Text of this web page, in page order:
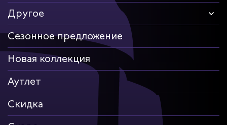
Другое
Сезонное предложение
Новая коллекция
Аутлет
Скидка